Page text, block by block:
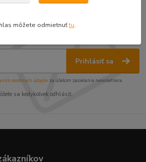
zľavy!
Prihlásiť sa
osobných údajov za účelom zasielania newslettera.
sa kedykoľvek odhlásiť.
môžete odmietnuťtu.